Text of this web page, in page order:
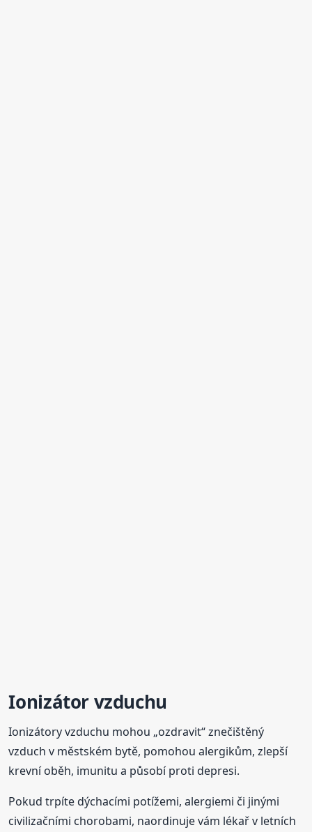
Ionizátor vzduchu
Ionizátory vzduchu mohou „ozdravit“ znečištěný
vzduch v městském bytě, pomohou alergikům, zlepší
krevní oběh, imunitu a působí proti depresi.
Pokud trpíte dýchacími potížemi, alergiemi či jinými
civilizačními chorobami, naordinuje vám lékař v letních